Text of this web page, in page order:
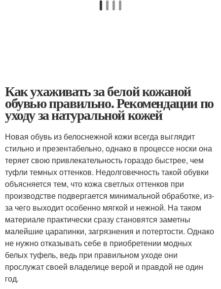
Как ухаживать за белой кожаной
обувью правильно. Рекомендации по
уходу за натуральной кожей
Новая обувь из белоснежной кожи всегда выглядит
стильно и презентабельно, однако в процессе носки она
теряет свою привлекательность гораздо быстрее, чем
туфли темных оттенков. Недолговечность такой обувки
объясняется тем, что кожа светлых оттенков при
производстве подвергается минимальной обработке, из-
за чего выходит особенно мягкой и нежной. На таком
материале практически сразу становятся заметны
малейшие царапинки, загрязнения и потертости. Однако
не нужно отказывать себе в приобретении модных
белых туфель, ведь при правильном уходе они
прослужат своей владелице верой и правдой не один
год.